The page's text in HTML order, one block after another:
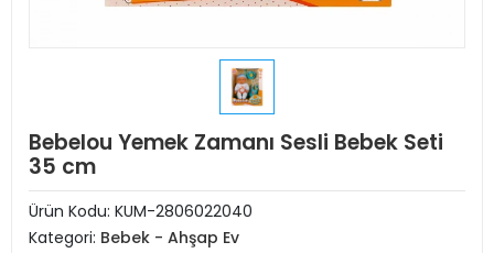
Bebelou Yemek Zamanı Sesli Bebek Seti
35 cm
Ürün Kodu: KUM-2806022040
Kategori: Bebek - Ahşap Ev